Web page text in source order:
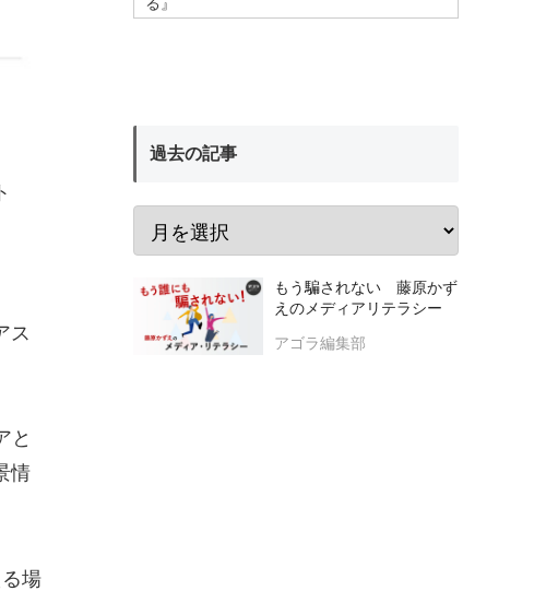
ス
と
情
場
過去の記事
もう騙されない 藤原かず
えのメディアリテラシー
アゴラ編集部